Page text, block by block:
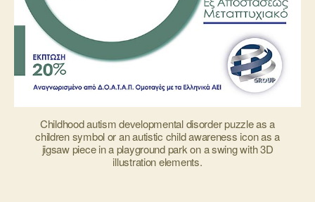
Childhood autism developmental disorder puzzle as a
children symbol or an autistic child awareness icon as a
jigsaw piece in a playground park on a swing with 3D
illustration elements.